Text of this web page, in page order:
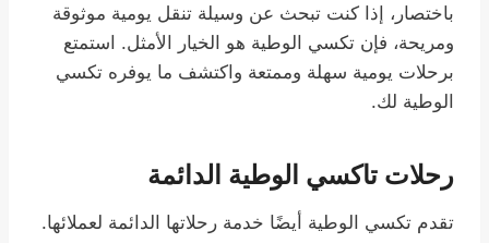
باختصار، إذا كنت تبحث عن وسيلة تنقل يومية موثوقة
ومريحة، فإن تكسي الوطية هو الخيار الأمثل. استمتع
برحلات يومية سهلة وممتعة واكتشف ما يوفره تكسي
الوطية لك.
رحلات تاكسي الوطية الدائمة
تقدم تكسي الوطية أيضًا خدمة رحلاتها الدائمة لعملائها.